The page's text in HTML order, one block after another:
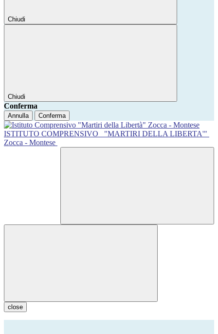
Chiudi
Chiudi
Conferma
Annulla Conferma
ISTITUTO COMPRENSIVO
"MARTIRI DELLA LIBERTA'"
Zocca - Montese
close